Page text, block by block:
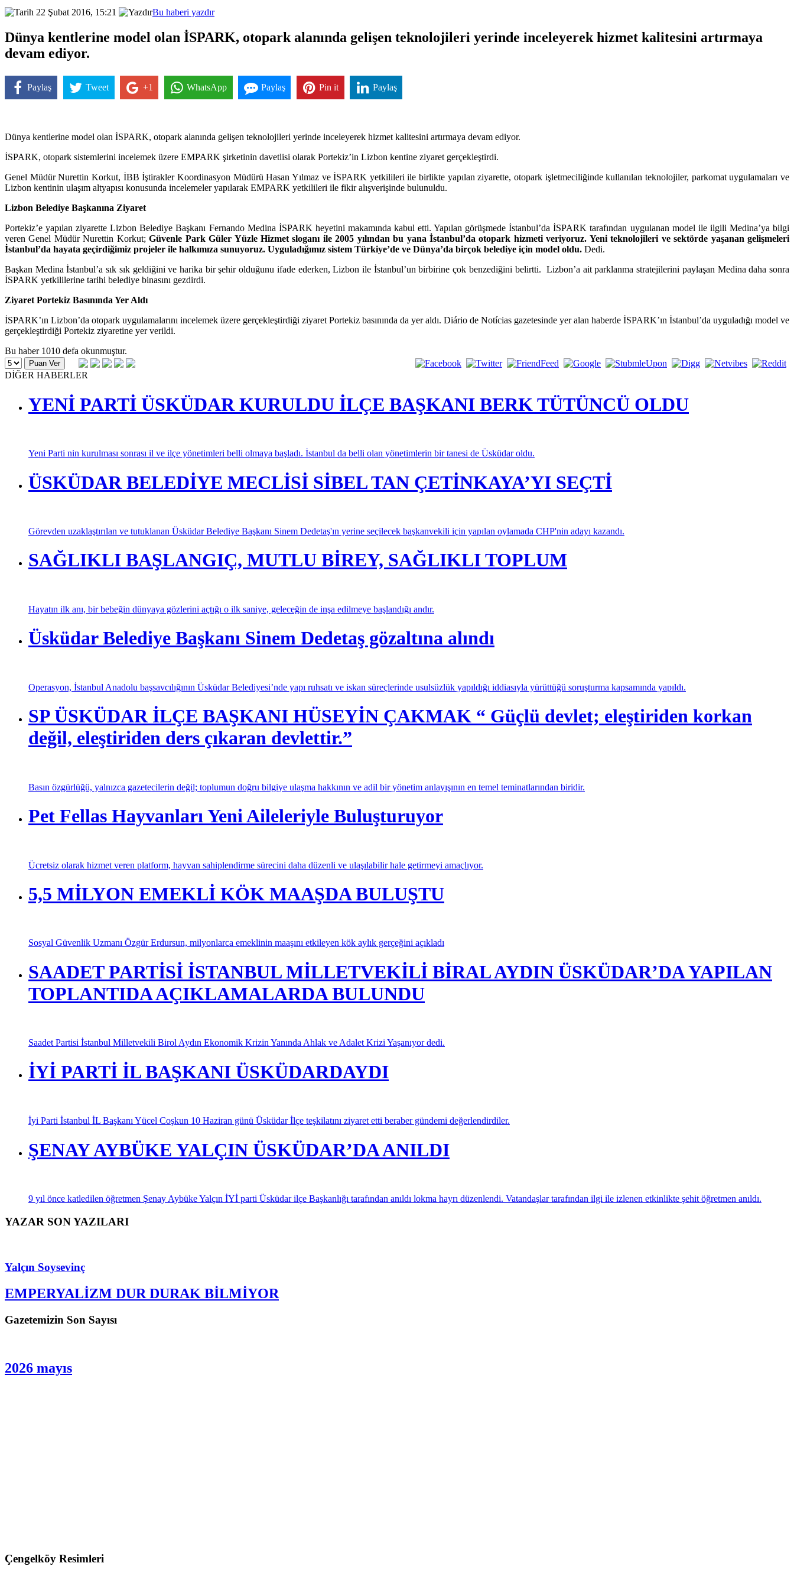
22 Şubat 2016, 15:21 Bu haberi yazdır
Dünya kentlerine model olan İSPARK, otopark alanında gelişen teknolojileri yerinde inceleyerek hizmet kalitesini artırmaya
devam ediyor.
Paylaş Tweet +1 WhatsApp Paylaş Pin it Paylaş
Dünya kentlerine model olan İSPARK, otopark alanında gelişen teknolojileri yerinde inceleyerek hizmet kalitesini artırmaya devam ediyor.
İSPARK, otopark sistemlerini incelemek üzere EMPARK şirketinin davetlisi olarak Portekiz’in Lizbon kentine ziyaret gerçekleştirdi.
Genel Müdür Nurettin Korkut, İBB İştirakler Koordinasyon Müdürü Hasan Yılmaz ve İSPARK yetkilileri ile birlikte yapılan ziyarette, otopark işletmeciliğinde kullanılan teknolojiler, parkomat uygulamaları ve
Lizbon kentinin ulaşım altyapısı konusunda incelemeler yapılarak EMPARK yetkilileri ile fikir alışverişinde bulunuldu.
Lizbon Belediye Başkanına Ziyaret
Portekiz’e yapılan ziyarette Lizbon Belediye Başkanı Fernando Medina İSPARK heyetini makamında kabul etti. Yapılan görüşmede İstanbul’da İSPARK tarafından uygulanan model ile ilgili Medina’ya bilgi
veren Genel Müdür Nurettin Korkut;Güvenle Park Güler Yüzle Hizmet sloganı ile 2005 yılından bu yana İstanbul’da otopark hizmeti veriyoruz. Yeni teknolojileri ve sektörde yaşanan gelişmeleri
İstanbul’da hayata geçirdiğimiz projeler ile halkımıza sunuyoruz. Uyguladığımız sistem Türkiye’de ve Dünya’da birçok belediye için model oldu. Dedi.
Başkan Medina İstanbul’a sık sık geldiğini ve harika bir şehir olduğunu ifade ederken, Lizbon ile İstanbul’un birbirine çok benzediğini belirtti. Lizbon’a ait parklanma stratejilerini paylaşan Medina daha sonra
İSPARK yetkililerine tarihi belediye binasını gezdirdi.
Ziyaret Portekiz Basınında Yer Aldı
İSPARK’ın Lizbon’da otopark uygulamalarını incelemek üzere gerçekleştirdiği ziyaret Portekiz basınında da yer aldı. Diário de Notícias gazetesinde yer alan haberde İSPARK’ın İstanbul’da uyguladığı model ve
gerçekleştirdiği Portekiz ziyaretine yer verildi.
Bu haber 1010 defa okunmuştur.
DİĞER HABERLER
YENİ PARTİ ÜSKÜDAR KURULDU İLÇE BAŞKANI BERK TÜTÜNCÜ OLDU
Yeni Parti nin kurulması sonrası il ve ilçe yönetimleri belli olmaya başladı. İstanbul da belli olan yönetimlerin bir tanesi de Üsküdar oldu.
ÜSKÜDAR BELEDİYE MECLİSİ SİBEL TAN ÇETİNKAYA’YI SEÇTİ
Görevden uzaklaştırılan ve tutuklanan Üsküdar Belediye Başkanı Sinem Dedetaş'ın yerine seçilecek başkanvekili için yapılan oylamada CHP'nin adayı kazandı.
SAĞLIKLI BAŞLANGIÇ, MUTLU BİREY, SAĞLIKLI TOPLUM
Hayatın ilk anı, bir bebeğin dünyaya gözlerini açtığı o ilk saniye, geleceğin de inşa edilmeye başlandığı andır.
Üsküdar Belediye Başkanı Sinem Dedetaş gözaltına alındı
Operasyon, İstanbul Anadolu başsavcılığının Üsküdar Belediyesi’nde yapı ruhsatı ve iskan süreçlerinde usulsüzlük yapıldığı iddiasıyla yürüttüğü soruşturma kapsamında yapıldı.
SP ÜSKÜDAR İLÇE BAŞKANI HÜSEYİN ÇAKMAK “ Güçlü devlet; eleştiriden korkan
değil, eleştiriden ders çıkaran devlettir.”
Basın özgürlüğü, yalnızca gazetecilerin değil; toplumun doğru bilgiye ulaşma hakkının ve adil bir yönetim anlayışının en temel teminatlarından biridir.
Pet Fellas Hayvanları Yeni Aileleriyle Buluşturuyor
Ücretsiz olarak hizmet veren platform, hayvan sahiplendirme sürecini daha düzenli ve ulaşılabilir hale getirmeyi amaçlıyor.
5,5 MİLYON EMEKLİ KÖK MAAŞDA BULUŞTU
Sosyal Güvenlik Uzmanı Özgür Erdursun, milyonlarca emeklinin maaşını etkileyen kök aylık gerçeğini açıkladı
SAADET PARTİSİ İSTANBUL MİLLETVEKİLİ BİRAL AYDIN ÜSKÜDAR’DA YAPILAN
TOPLANTIDA AÇIKLAMALARDA BULUNDU
Saadet Partisi İstanbul Milletvekili Birol Aydın Ekonomik Krizin Yanında Ahlak ve Adalet Krizi Yaşanıyor dedi.
İYİ PARTİ İL BAŞKANI ÜSKÜDARDAYDI
İyi Parti İstanbul İL Başkanı Yücel Coşkun 10 Haziran günü Üsküdar İlçe teşkilatını ziyaret etti beraber gündemi değerlendirdiler.
ŞENAY AYBÜKE YALÇIN ÜSKÜDAR’DA ANILDI
9 yıl önce katledilen öğretmen Şenay Aybüke Yalçın İYİ parti Üsküdar ilçe Başkanlığı tarafından anıldı lokma hayrı düzenlendi. Vatandaşlar tarafından ilgi ile izlenen etkinlikte şehit öğretmen anıldı.
YAZAR SON YAZILARI
Yalçın Soysevinç
EMPERYALİZM DUR DURAK BİLMİYOR
Gazetemizin Son Sayısı
2026 mayıs
Çengelköy Resimleri